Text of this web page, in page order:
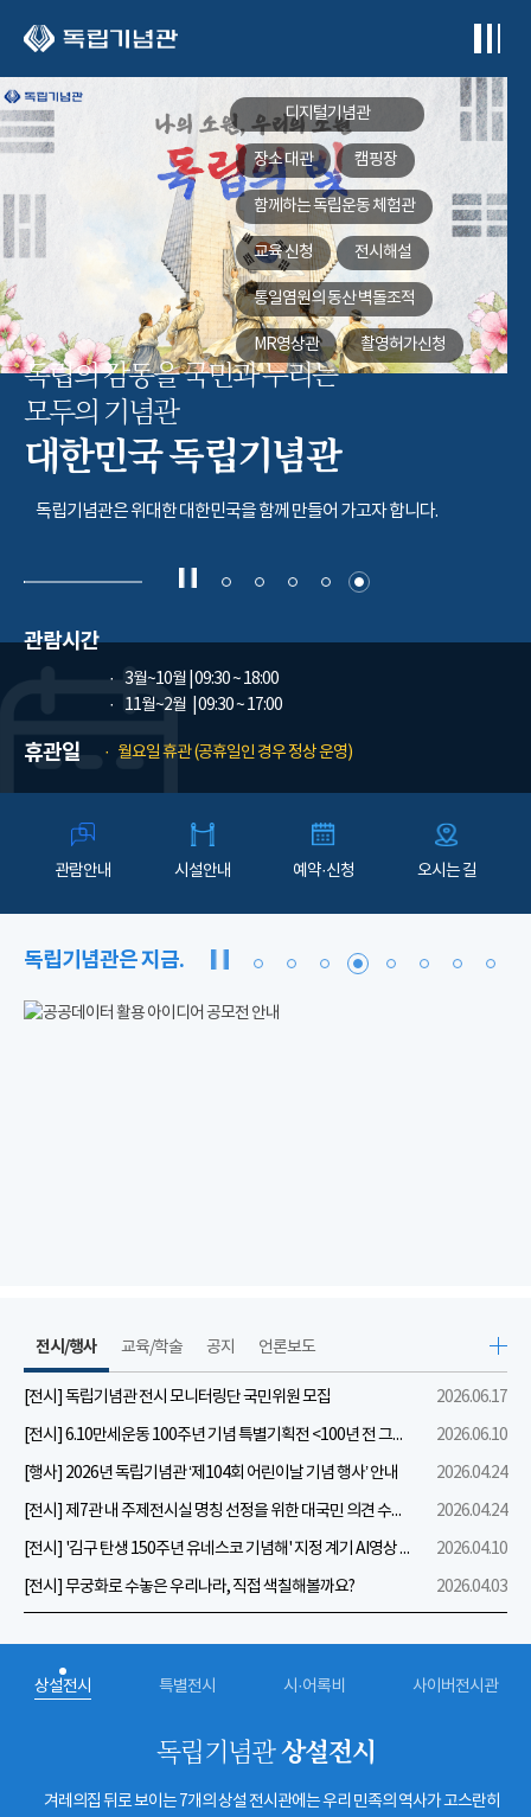
디지털기념관
장소 대관 캠핑장
함께하는독립운동 체험관
교육 신청 전시해설
통일염원의 동산벽돌조적
MR영상관 촬영허가신청
독립의 감동을 국민과 누리는
모두의 기념관
대한민국 독립기념관
독립기념관은 위대한 대한민국을 함께 만들어 가고자 합니다.
관람시간
3월~10월 | 09:30 ~ 18:00
11월~2월
| 09:30 ~ 17:00
휴관일 월요일 휴관 (공휴일인 경우 정상 운영)
관람안내 시설안내 예약·신청 오시는 길
독립기념관은 지금.
전시/행사
[전시] 독립기념관 전시 모니터링단 국민위원 모집
2026.06.17
[전시] 6.10만세운동 100주년 기념 특별기획전 <100년 전 그날을 보다: 6.10만세운동>
2026.06.10
[행사] 2026년 독립기념관 ‘제104회 어린이날 기념 행사’ 안내
2026.04.24
[전시] 제7관 내 주제전시실 명칭 선정을 위한 대국민 의견 수렴 실시
2026.04.24
[전시] '김구 탄생 150주년 유네스코 기념해' 지정 계기 AI영상 국민공모 개최 안내
2026.04.10
[전시] 무궁화로 수놓은 우리나라, 직접 색칠해볼까요?
2026.04.03
교육/학술 공지 언론보도
상설전시 특별전시 시·어록비 사이버전시관
독립기념관상설전시
겨레의집 뒤로 보이는 7개의 상설 전시관에는 우리 민족의 역사가 고스란히